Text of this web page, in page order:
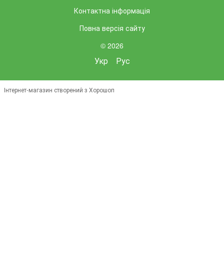
Контактна інформація
Повна версія сайту
© 2026
Укр Рус
Інтернет-магазин створений з Хорошоп